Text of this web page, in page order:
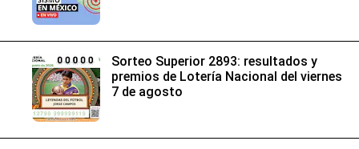
Sorteo Superior 2893: resultados y
premios de Lotería Nacional del viernes
7 de agosto